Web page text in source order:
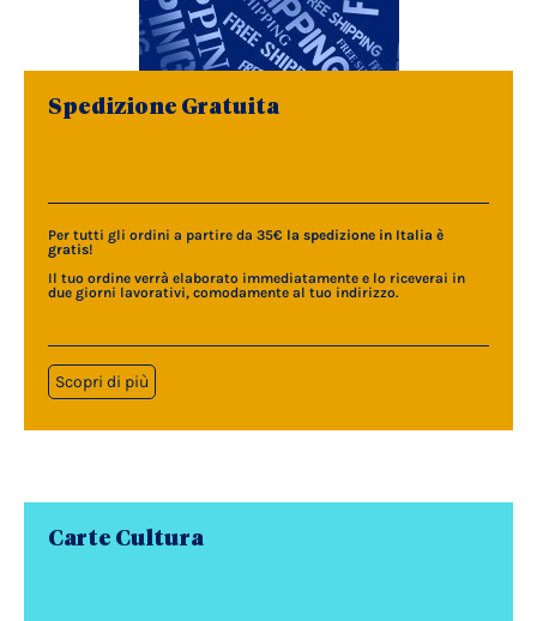
Spedizione Gratuita
Per tutti gli ordini a partire da 35€ la spedizione in Italia è
gratis!
Il tuo ordine verrà elaborato immediatamente e lo riceverai in
due giorni lavorativi, comodamente al tuo indirizzo.
Scopri di più
Carte Cultura